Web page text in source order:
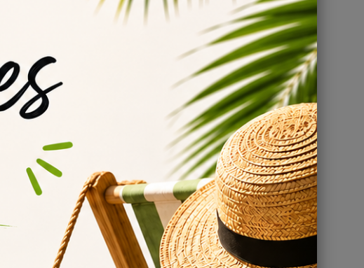
devez savoir
format 115 ml
est un choix populaire parmi les vapoteurs
à son utilisation en passant par ses avantages.
à 100% de glycérine végétale (VG), ce qui signifie qu'elle ne
plusieurs lots d'e-liquide.
La glycérine végétale est un liquide épais et visqueux qui
et offre une vapeur dense et épaisse.